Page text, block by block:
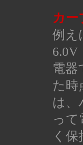
カー
例え
6.0V
電器
た時
は、
っ
く